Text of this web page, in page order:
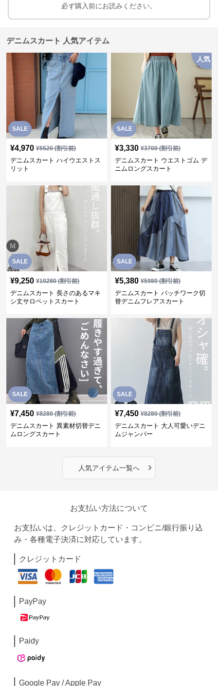
必ず購入前にお読みください。
デニムスカート 人気アイテム
SALE
¥4,970 ¥5520(割引前)
デニムスカート ハイウエストス
リット
SALE
人気
¥3,330 ¥3700(割引前)
デニムスカート ウエストゴム デ
ニムロングスカート
SALE
¥9,250 ¥10280(割引前)
デニムスカート 長さのあるマキ
シ丈サロペットスカート
SALE
¥5,380 ¥5980(割引前)
デニムスカート パッチワーク切
替デニムフレアスカート
SALE
¥7,450 ¥8280(割引前)
デニムスカート 異素材切替デニ
ムロングスカート
SALE
¥7,450 ¥8280(割引前)
デニムスカート 大人可愛いデニ
ムジャンパー
人気アイテム一覧へ ›
お支払い方法について
お支払いは、クレジットカード・コンビニ/銀行振り込
み・各種電子決済に対応しています。
クレジットカード
PayPay
Paidy
Google Pay / Apple Pay